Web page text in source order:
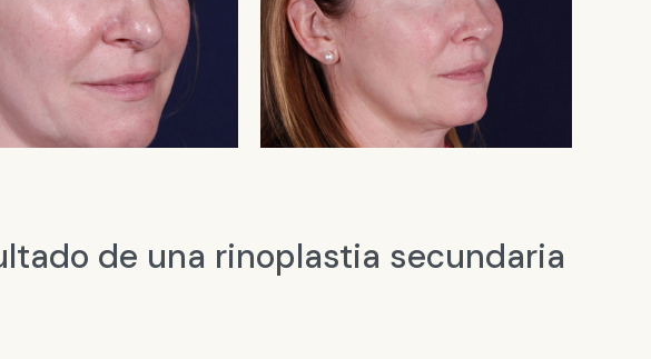
de una rinoplastia secundaria